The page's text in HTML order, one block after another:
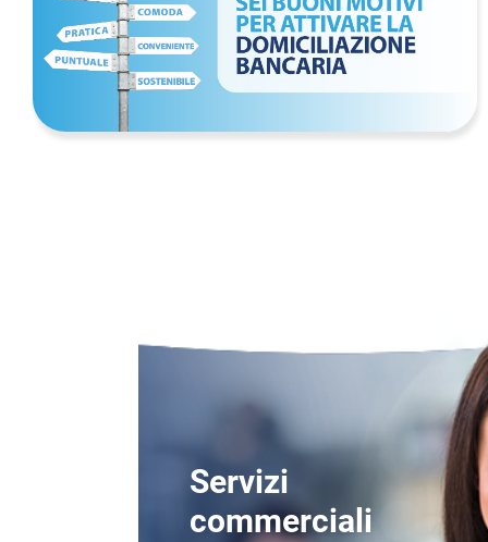
Servizi
commerciali